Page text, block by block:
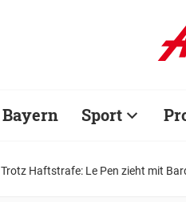
Bayern Sport
Trotz Haftstrafe: Le Pen zieht mit